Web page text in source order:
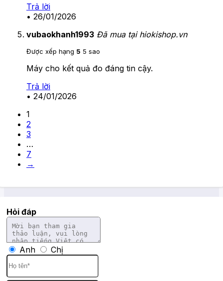
Trả lời
• 26/01/2026
vubaokhanh1993 Đã mua tại hiokishop.vn
Được xếp hạng 5 5 sao
Máy cho kết quả đo đáng tin cậy.
Trả lời
• 24/01/2026
1
2
3
…
7
→
Hỏi đáp
Anh Chị